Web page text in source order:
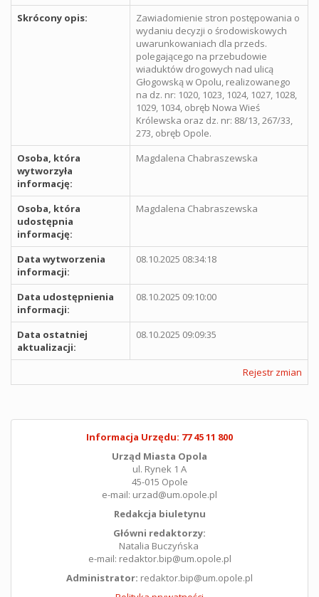
Skrócony opis:
Zawiadomienie stron postępowania o
wydaniu decyzji o środowiskowych
uwarunkowaniach dla przeds.
polegającego na przebudowie
wiaduktów drogowych nad ulicą
Głogowską w Opolu, realizowanego
na dz. nr: 1020, 1023, 1024, 1027, 1028,
1029, 1034, obręb Nowa Wieś
Królewska oraz dz. nr: 88/13, 267/33,
273, obręb Opole.
Osoba, która
wytworzyła
informację:
Magdalena Chabraszewska
Osoba, która
udostępnia
informację:
Magdalena Chabraszewska
Data wytworzenia
informacji:
08.10.2025 08:34:18
Data udostępnienia
informacji:
08.10.2025 09:10:00
Data ostatniej
aktualizacji:
08.10.2025 09:09:35
Rejestr zmian
Informacja Urzędu: 77 45 11 800
Urząd Miasta Opola
ul. Rynek 1 A
45-015 Opole
e-mail: urzad@um.opole.pl
Redakcja biuletynu
Główni redaktorzy:
Natalia Buczyńska
e-mail: redaktor.bip@um.opole.pl
Administrator: redaktor.bip@um.opole.pl